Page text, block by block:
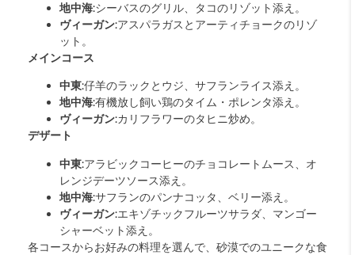
地中海:シーバスのグリル、タコのリゾット添え。
ヴィーガン:アスパラガスとアーティチョークのリゾ
ット。
メインコース
中東:仔羊のラックとウジ、サフランライス添え。
地中海:有機放し飼い鶏のタイム・ポレンタ添え。
ヴィーガン:カリフラワーのタヒニ炒め。
デザート
中東:アラビックコーヒーのチョコレートムース、オ
レンジデーツソース添え。
地中海:サフランのパンナコッタ、ベリー添え。
ヴィーガン:エキゾチックフルーツサラダ、マンゴー
シャーベット添え。
各コースからお好みの料理を選んで、砂漠でのユニークな食